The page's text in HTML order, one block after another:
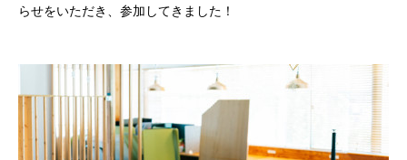
らせをいただき、参加してきました！